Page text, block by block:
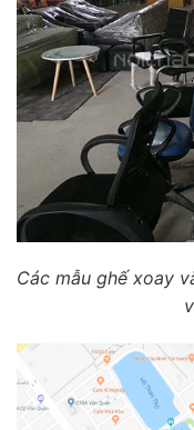
Các mẫu ghế xoay